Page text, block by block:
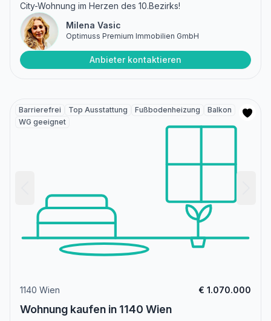
City-Wohnung im Herzen des 10.Bezirks!
Milena Vasic
Optimuss Premium Immobilien GmbH
Anbieter kontaktieren
Barrierefrei Top Ausstattung Fußbodenheizung
Balkon
WG geeignet
1140 Wien € 1.070.000
Wohnung kaufen in 1140 Wien